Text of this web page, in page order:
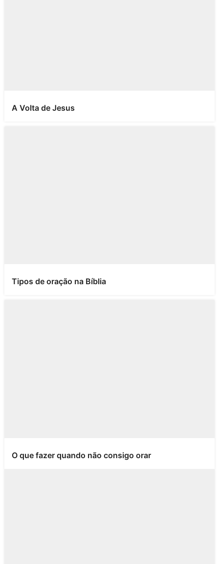
A Volta de Jesus
Tipos de oração na Bíblia
O que fazer quando não consigo orar